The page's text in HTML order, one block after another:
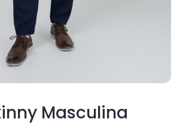
Masculina